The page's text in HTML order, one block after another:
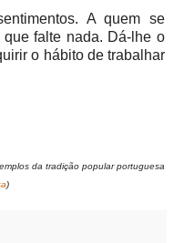
A quem se
falte nada. Dá-lhe o
o hábito de trabalhar
da tradição popular portuguesa
)